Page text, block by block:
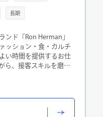
長期
ンド「Ron Herman」
ッション・食・カルチ
い時間を提供するお仕
ら、接客スキルを磨き
cafe 豊洲店にて、ホー